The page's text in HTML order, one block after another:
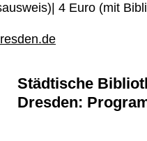
4 Euro (mit
Städtische
Dresden: